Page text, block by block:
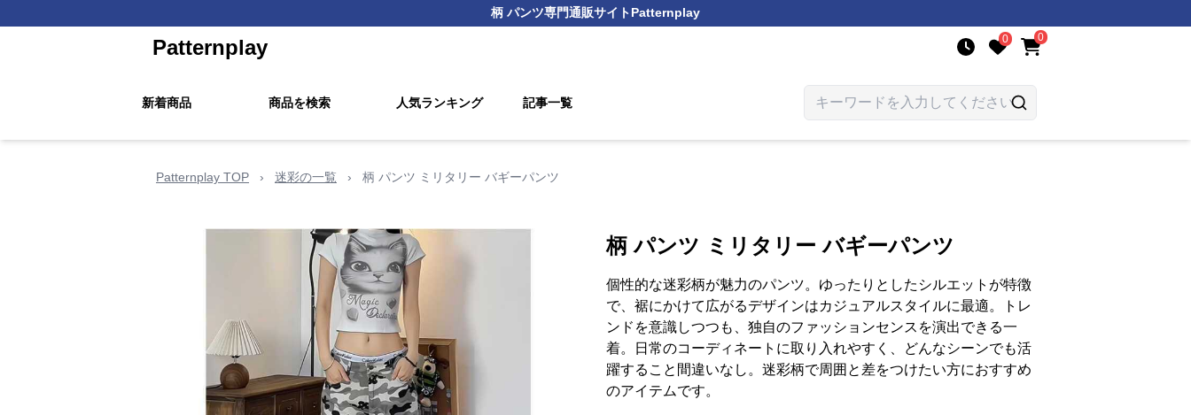
柄 パンツ専門通販サイトPatternplay
Patternplay 0 0
新着商品 商品を検索 人気ランキング 記事一覧
Patternplay TOP › 迷彩の一覧 › 柄 パンツ ミリタリー バギーパンツ
柄 パンツ ミリタリー バギーパンツ
個性的な迷彩柄が魅力のパンツ。ゆったりとしたシルエットが特徴
で、裾にかけて広がるデザインはカジュアルスタイルに最適。トレ
ンドを意識しつつも、独自のファッションセンスを演出できる一
着。日常のコーディネートに取り入れやすく、どんなシーンでも活
躍すること間違いなし。迷彩柄で周囲と差をつけたい方におすすめ
のアイテムです。